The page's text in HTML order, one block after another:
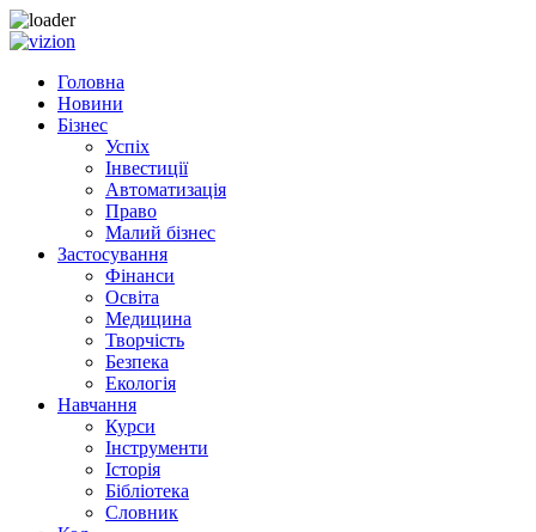
Skip to content
Головна
Новини
Бізнес
Успіх
Інвестиції
Автоматизація
Право
Малий бізнес
Застосування
Фінанси
Освіта
Медицина
Творчість
Безпека
Екологія
Навчання
Курси
Інструменти
Історія
Бібліотека
Словник